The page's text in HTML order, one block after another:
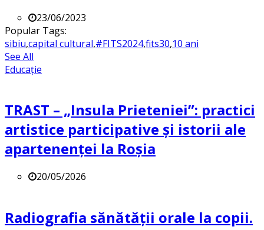
23/06/2023
Popular Tags:
sibiu,capital cultural,#FITS2024,fits30,10 ani
See All
Educație
TRAST – „Insula Prieteniei”: practici
artistice participative și istorii ale
apartenenței la Roșia
20/05/2026
Radiografia sănătății orale la copii.